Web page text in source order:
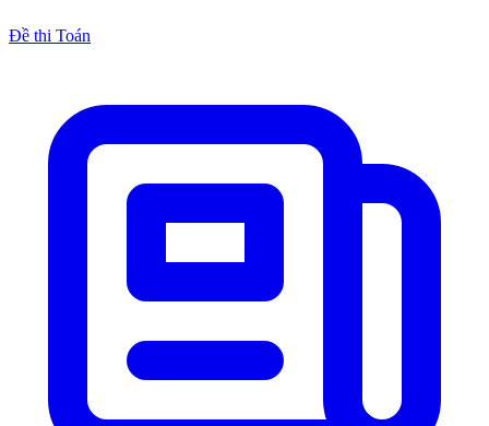
Đề thi Toán